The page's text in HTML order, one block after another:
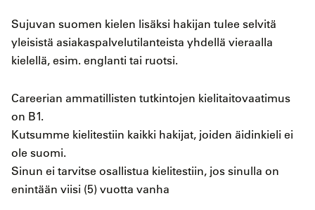
Sujuvan suomen kielen lisäksi hakijan tulee selvitä
yleisistä asiakaspalvelutilanteista yhdellä vieraalla
kielellä, esim. englanti tai ruotsi.
Careerian ammatillisten tutkintojen kielitaitovaatimus
on B1.
Kutsumme kielitestiin kaikki hakijat, joiden äidinkieli ei
ole suomi.
Sinun ei tarvitse osallistua kielitestiin, jos sinulla on
enintään viisi (5) vuotta vanha